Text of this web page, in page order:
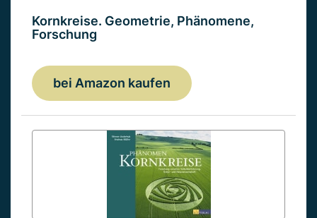
Kornkreise. Geometrie, Phänomene,
Forschung
bei Amazon kaufen